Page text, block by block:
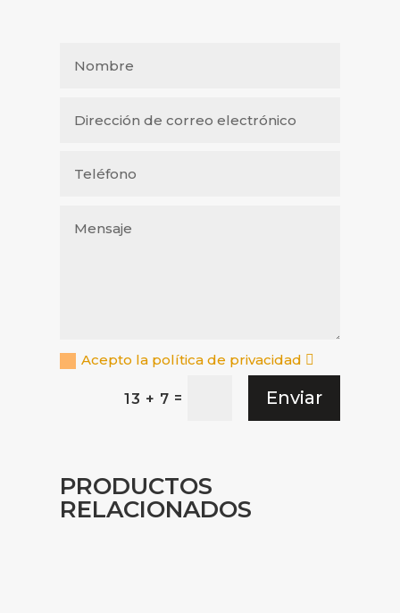
Acepto la política de privacidad
13 + 7 = Enviar
PRODUCTOS
RELACIONADOS